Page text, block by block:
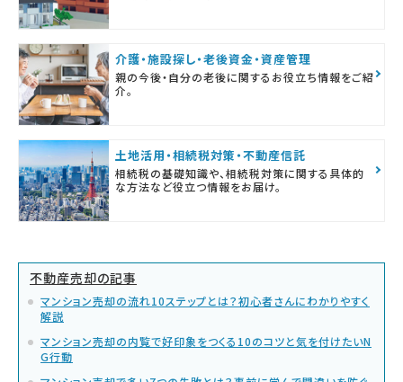
介護・施設探し・老後資金・資産管理
親の今後・自分の老後に関するお役立ち情報をご紹
介。
土地活用・相続税対策・不動産信託
相続税の基礎知識や、相続税対策に関する具体的
な方法など役立つ情報をお届け。
不動産売却の記事
マンション売却の流れ10ステップとは？初心者さんにわかりやすく
解説
マンション売却の内覧で好印象をつくる10のコツと気を付けたいN
G行動